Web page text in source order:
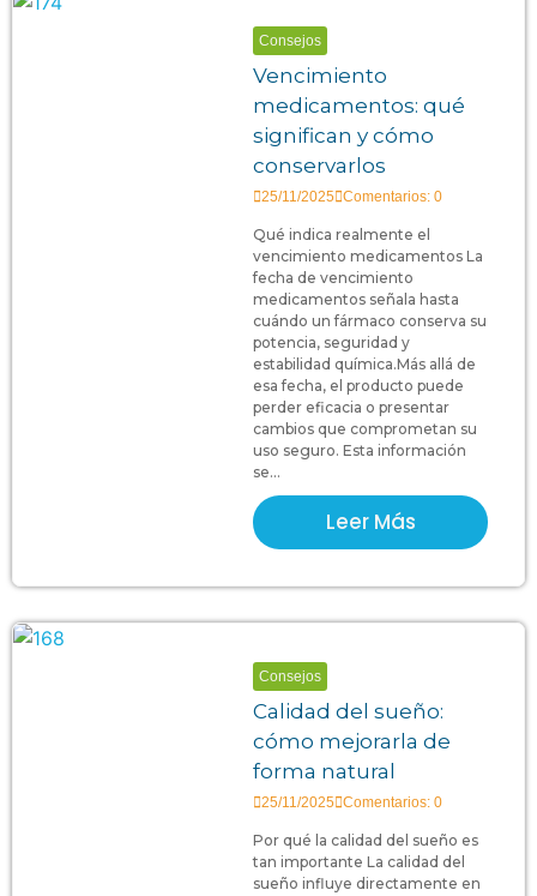
Consejos
Vencimiento
medicamentos: qué
significan y cómo
conservarlos
25/11/2025 Comentarios: 0
Qué indica realmente el
vencimiento medicamentos La
fecha de vencimiento
medicamentos señala hasta
cuándo un fármaco conserva su
potencia, seguridad y
estabilidad química.Más allá de
esa fecha, el producto puede
perder eficacia o presentar
cambios que comprometan su
uso seguro. Esta información
se...
Leer Más
Consejos
Calidad del sueño:
cómo mejorarla de
forma natural
25/11/2025 Comentarios: 0
Por qué la calidad del sueño es
tan importante La calidad del
sueño influye directamente en